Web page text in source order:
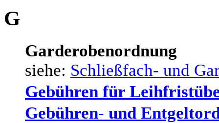
G
Garderobenordnung
siehe: Schließfach- und
Gebühren für
Gebühren- und